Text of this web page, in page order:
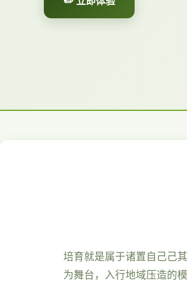
培育就是属于诸置自己己
为舞台，入行地域压造的模